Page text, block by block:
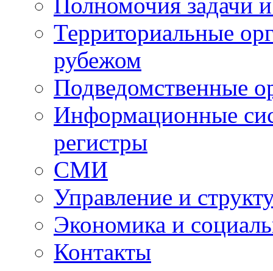
Территориальные
рубежом
Подведомственные
Информационные
регистры
СМИ
Управление и
Экономика и
Контакты